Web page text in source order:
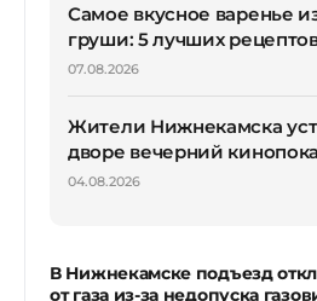
Самое вкусное варенье
груши: 5 лучших
07.08.2026
Жители Нижнекамска
дворе вечерний
04.08.2026
В Нижнекамске подъезд
от газа из-за недопуска